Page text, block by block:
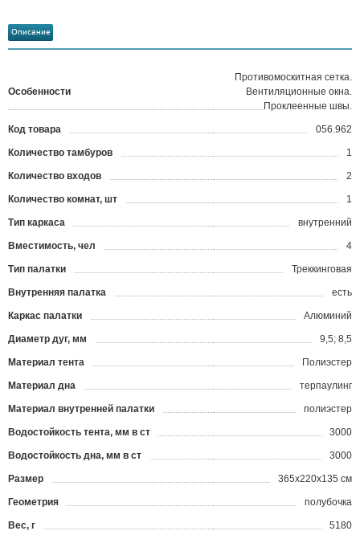
Описание
Особенности
Противомоскитная сетка.
Вентиляционные окна.
Проклеенные швы.
Код товара 056.962
Количество тамбуров 1
Количество входов 2
Количество комнат, шт 1
Тип каркаса внутренний
Вместимость, чел 4
Тип палатки Треккинговая
Внутренняя палатка есть
Каркас палатки Алюминий
Диаметр дуг, мм 9,5; 8,5
Материал тента Полиэстер
Материал дна терпаулинг
Материал внутренней палатки полиэстер
Водостойкость тента, мм в ст 3000
Водостойкость дна, мм в ст 3000
Размер 365x220x135 см
Геометрия полубочка
Вес, г 5180